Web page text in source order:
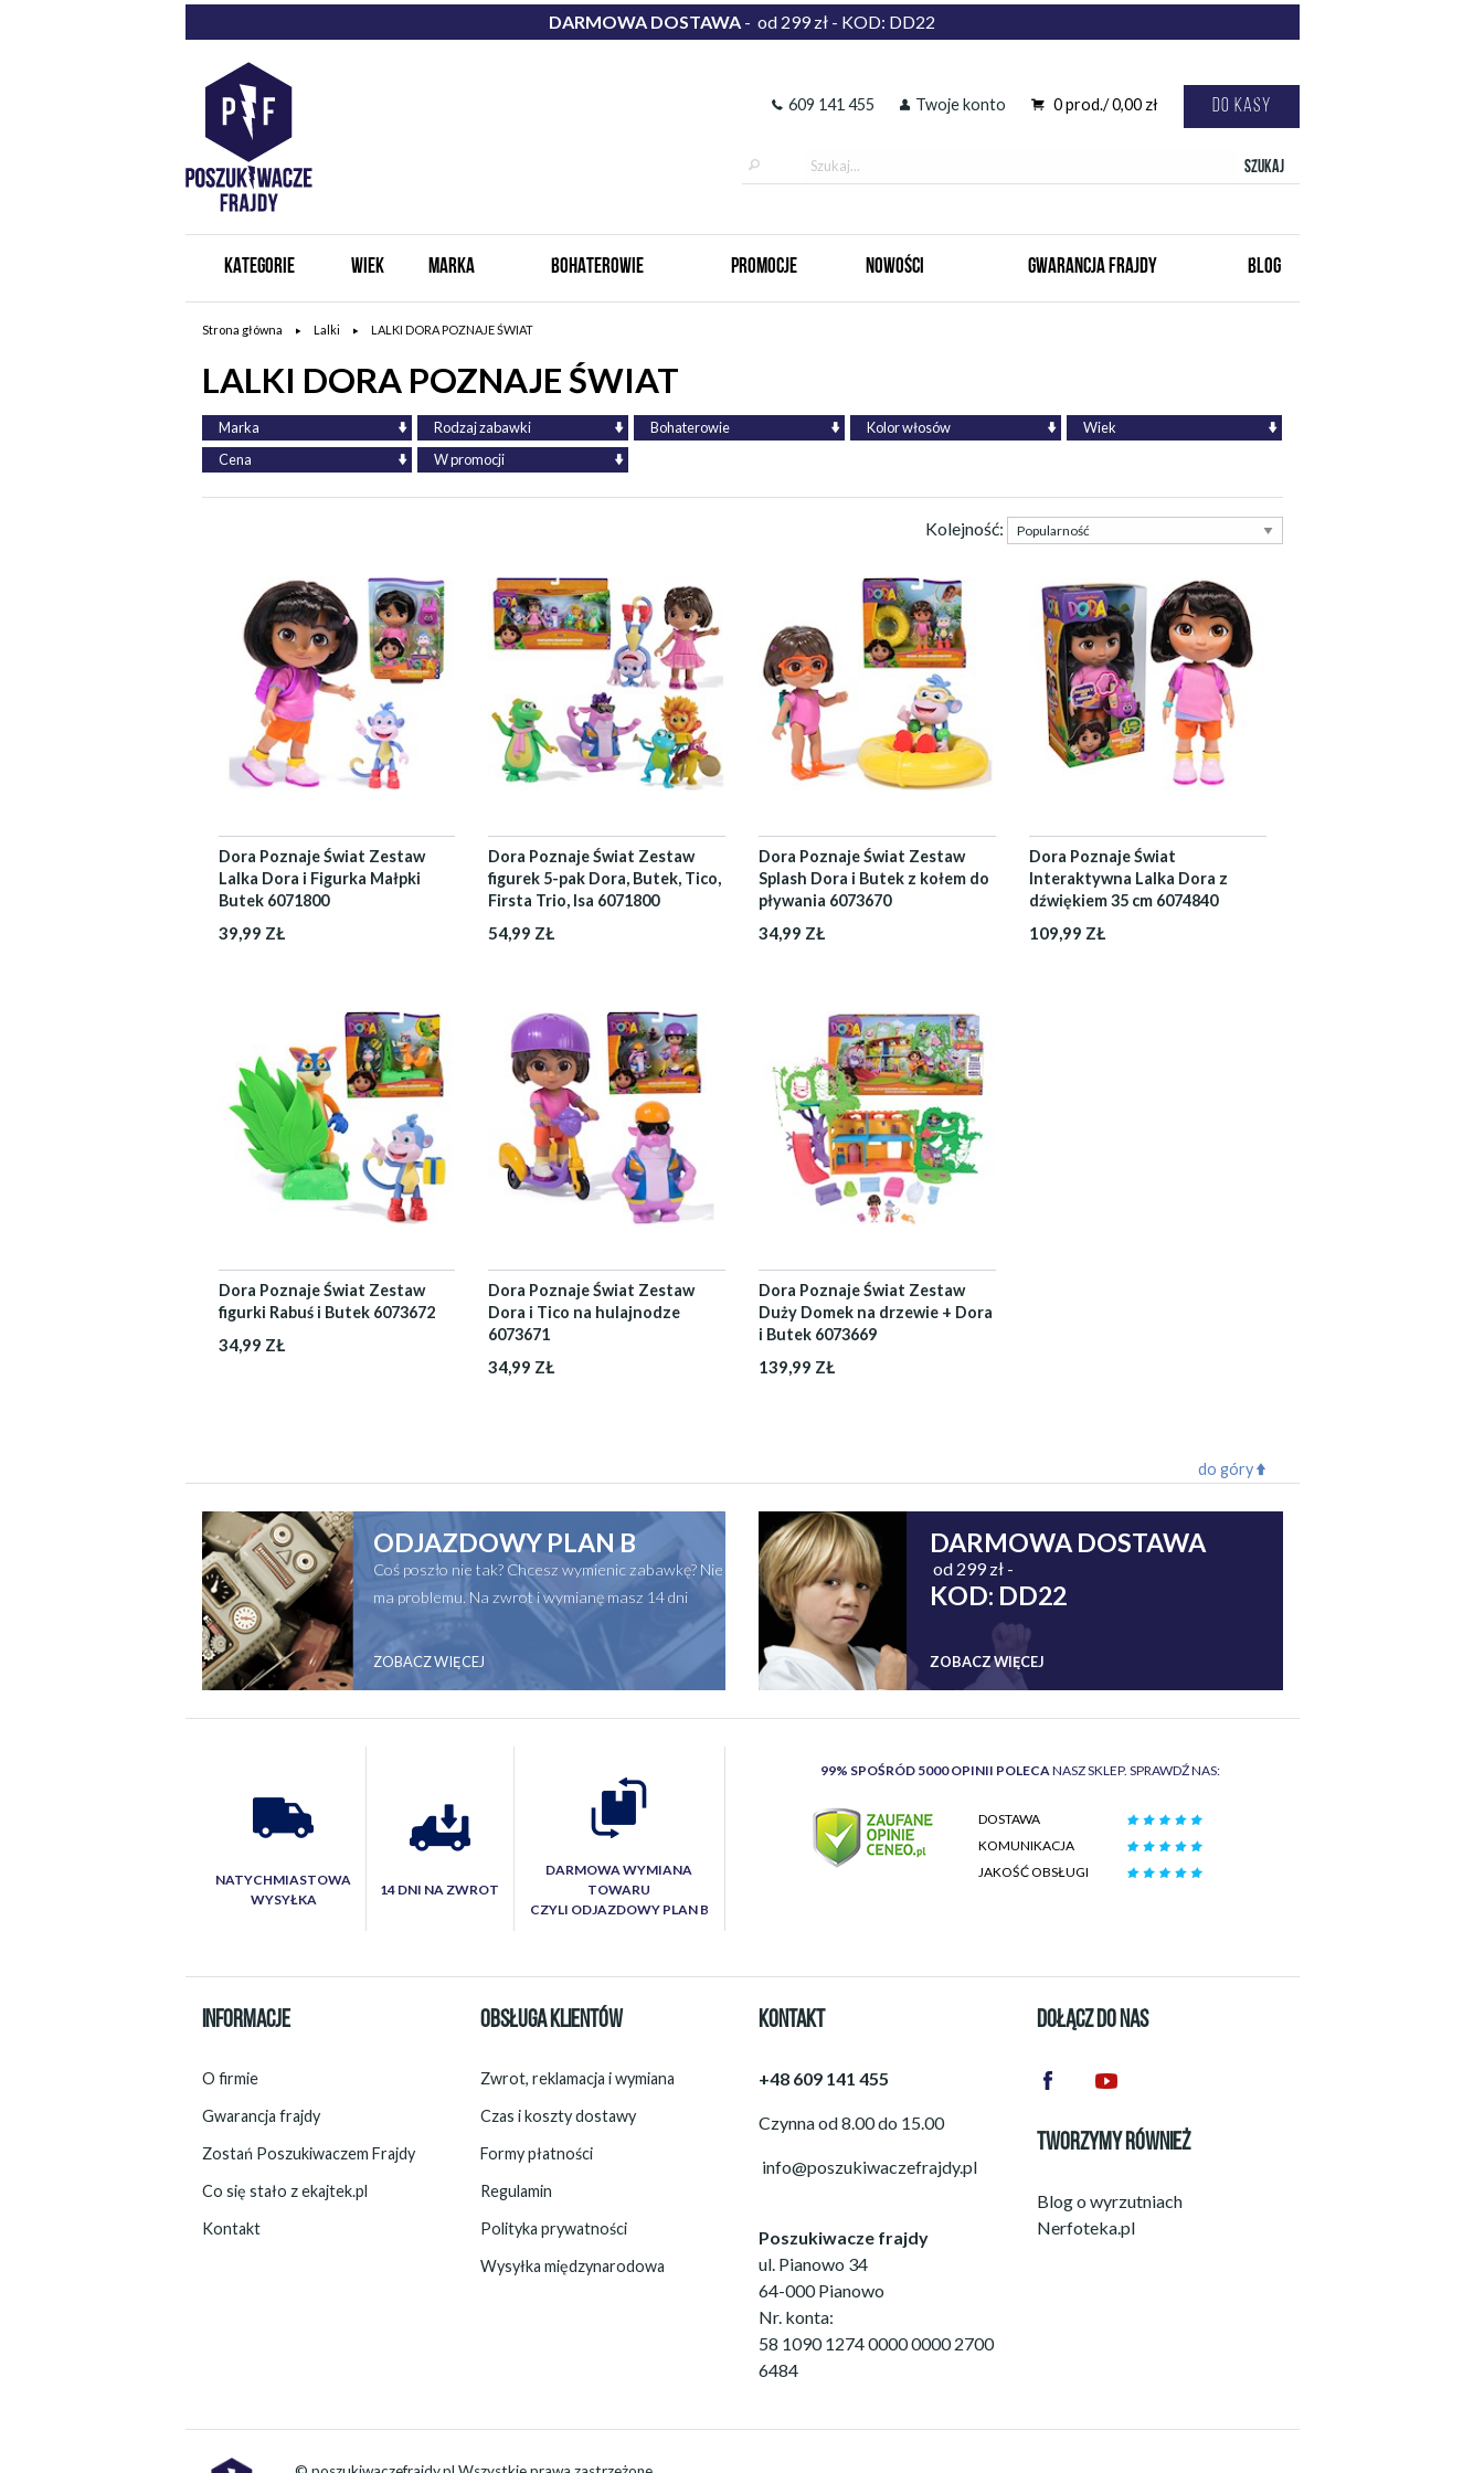
DARMOWA DOSTAWA - od 299 zł - KOD: DD22
609 141 455 Twoje konto 0 prod./0,00 zł Do kasy
Szukaj
KATEGORIE WIEK MARKA BOHATEROWIE PROMOCJE NOWOŚCI GWARANCJA FRAJDY BLOG
Strona główna Lalki LALKI DORA POZNAJE ŚWIAT
LALKI DORA POZNAJE ŚWIAT
Marka Rodzaj zabawki Bohaterowie Kolor włosów
Wiek
Cena
W promocji
Kolejność:
Dora Poznaje Świat Zestaw
Lalka Dora i Figurka Małpki
Butek 6071800
39,99 ZŁ
Dora Poznaje Świat Zestaw
figurek 5-pak Dora, Butek, Tico,
Firsta Trio, Isa 6071800
54,99 ZŁ
Dora Poznaje Świat Zestaw
Splash Dora i Butek z kołem do
pływania 6073670
34,99 ZŁ
Dora Poznaje Świat
Interaktywna Lalka Dora z
dźwiękiem 35 cm 6074840
109,99 ZŁ
Dora Poznaje Świat Zestaw
figurki Rabuś i Butek 6073672
34,99 ZŁ
Dora Poznaje Świat Zestaw
Dora i Tico na hulajnodze
6073671
34,99 ZŁ
Dora Poznaje Świat Zestaw
Duży Domek na drzewie + Dora
i Butek 6073669
139,99 ZŁ
do góry
ODJAZDOWY PLAN B
Coś poszło nie tak? Chcesz wymienic zabawkę? Nie
ma problemu. Na zwrot i wymianę masz 14 dni
ZOBACZ WIĘCEJ
DARMOWA DOSTAWA
od 299 zł -
KOD: DD22
ZOBACZ WIĘCEJ
NATYCHMIASTOWA
WYSYŁKA
14 DNI NA ZWROT
DARMOWA WYMIANA
TOWARU
CZYLI ODJAZDOWY PLAN B
99% SPOŚRÓD 5000 OPINII POLECANASZ SKLEP. SPRAWDŹ NAS:
DOSTAWA
KOMUNIKACJA
JAKOŚĆ OBSŁUGI
INFORMACJE
O firmie
Gwarancja frajdy
Zostań Poszukiwaczem Frajdy
Co się stało z ekajtek.pl
Kontakt
OBSŁUGA KLIENTÓW
Zwrot, reklamacja i wymiana
Czas i koszty dostawy
Formy płatności
Regulamin
Polityka prywatności
Wysyłka międzynarodowa
KONTAKT
+48 609 141 455
Czynna od 8.00 do 15.00
info@poszukiwaczefrajdy.pl
Poszukiwacze frajdy
ul. Pianowo 34
64-000 Pianowo
Nr. konta:
58 1090 1274 0000 0000 2700
6484
DOŁĄCZ DO NAS
TWORZYMY RÓWNIEŻ
Blog o wyrzutniach
Nerfoteka.pl